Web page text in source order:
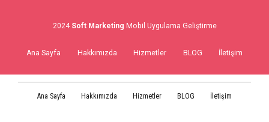
2024 Soft Marketing Mobil Uygulama Geliştirme
Ana Sayfa Hakkımızda Hizmetler BLOG İletişim
Ana Sayfa Hakkımızda Hizmetler BLOG İletişim